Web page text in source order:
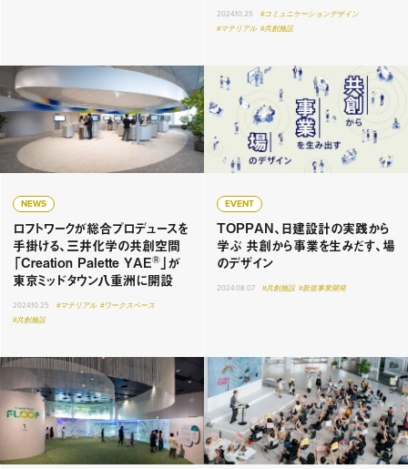
2024.10.25
#コミュニケーションデザイン
#マテリアル #共創施設
NEWS
ロフトワークが総合プロデュースを
手掛ける、三井化学の共創空間
「Creation Palette YAE® 」が
東京ミッドタウン八重洲に開設
2024.10.25 #マテリアル #ワークスペース
#共創施設
EVENT
TOPPAN、日建設計の実践から
学ぶ 共創から事業を生みだす、場
のデザイン
2024.08.07 #共創施設 #新規事業開発